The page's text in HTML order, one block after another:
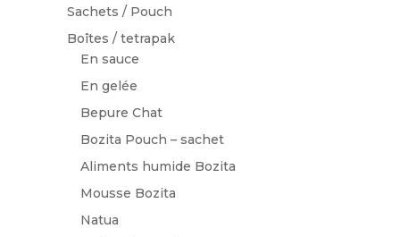
Sachets / Pouch
Boîtes / tetrapak
En sauce
En gelée
Bepure Chat
Bozita Pouch – sachet
Aliments humide Bozita
Mousse Bozita
Natua